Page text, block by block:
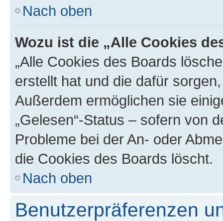
Nach oben
Wozu ist die „Alle Cookies
„Alle Cookies des Boards
erstellt hat und die dafür
Außerdem ermöglichen sie
„Gelesen“-Status – sofern von
Probleme bei der An- oder
die Cookies des Boards löscht.
Nach oben
Benutzerpräferenzen